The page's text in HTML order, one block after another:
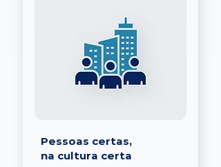
Pessoas certas,
na cultura certa